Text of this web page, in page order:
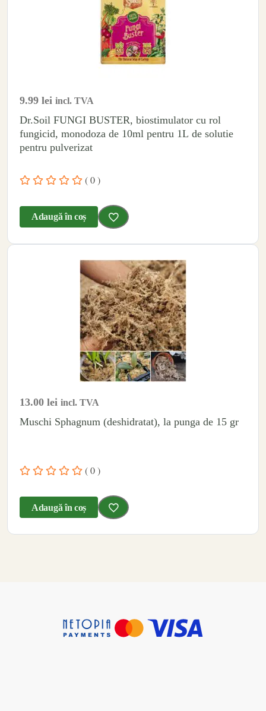
9.99 lei incl. TVA
Dr.Soil FUNGI BUSTER, biostimulator cu rol
fungicid, monodoza de 10ml pentru 1L de solutie
pentru pulverizat
( 0 )
Adaugă în coș
13.00 lei incl. TVA
Muschi Sphagnum (deshidratat), la punga de 15 gr
( 0 )
Adaugă în coș